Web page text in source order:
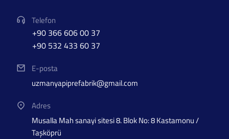
Telefon
+90 366 606 00 37
+90 532 433 60 37
E-posta
uzmanyapiprefabrik@gmail.com
Adres
Musalla Mah sanayi sitesi 8. Blok No: 8 Kastamonu /
Taşköprü